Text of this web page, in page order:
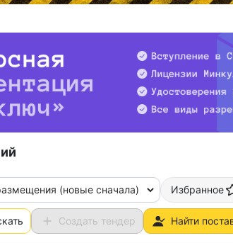
(новые сначала) Избранное
Создать тендер Найти